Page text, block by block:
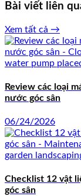
Bài viết liên
Xem tất cả →
Review các loại
nước góc sân
06/24/2026
Checklist 12 vật
góc sân